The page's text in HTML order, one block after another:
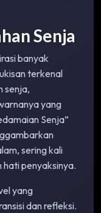
Senja
banyak
terkenal
senja,
yang
Senja”
sering kali
hati penyaksinya.
yang
dan refleksi.